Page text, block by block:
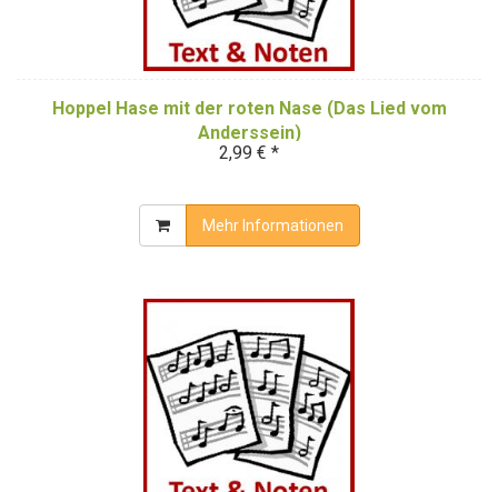
Hoppel Hase mit der roten Nase (Das Lied vom
Anderssein)
2,99 € *
Mehr Informationen